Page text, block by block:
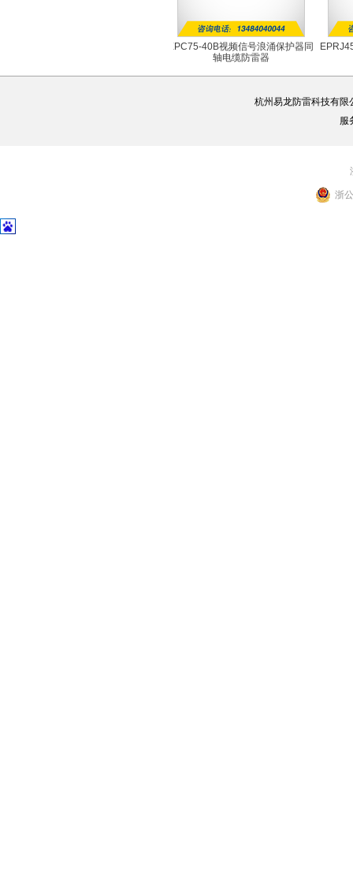
EPC75-40B视频信号浪涌保护器同
轴电缆防雷器
杭州易龙防雷科技有限
服
浙